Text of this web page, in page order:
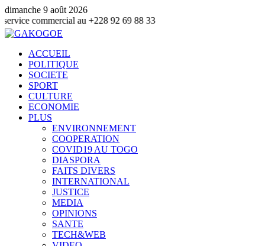
dimanche 9 août 2026
au +228 92 69 88 33
ACCUEIL
POLITIQUE
SOCIETE
SPORT
CULTURE
ECONOMIE
PLUS
ENVIRONNEMENT
COOPERATION
COVID19 AU TOGO
DIASPORA
FAITS DIVERS
INTERNATIONAL
JUSTICE
MEDIA
OPINIONS
SANTE
TECH&WEB